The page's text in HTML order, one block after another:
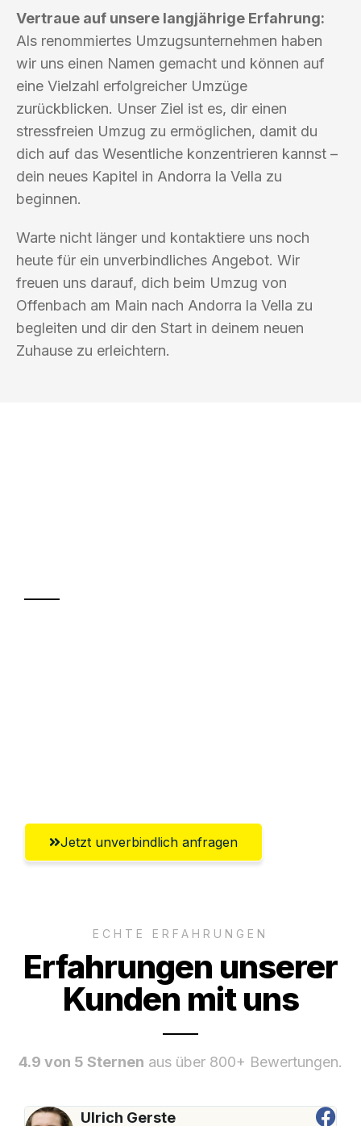
Vertraue auf unsere langjährige Erfahrung:
Als renommiertes Umzugsunternehmen haben
wir uns einen Namen gemacht und können auf
eine Vielzahl erfolgreicher Umzüge
zurückblicken. Unser Ziel ist es, dir einen
stressfreien Umzug zu ermöglichen, damit du
dich auf das Wesentliche konzentrieren kannst –
dein neues Kapitel in Andorra la Vella zu
beginnen.
Warte nicht länger und kontaktiere uns noch
heute für ein unverbindliches Angebot. Wir
freuen uns darauf, dich beim Umzug von
Offenbach am Main nach Andorra la Vella zu
begleiten und dir den Start in deinem neuen
Zuhause zu erleichtern.
Jetzt unverbindlich anfragen
ECHTE ERFAHRUNGEN
Erfahrungen unserer
Kunden mit uns
4.9 von 5 Sternen aus über 800+ Bewertungen.
Ulrich Gerste